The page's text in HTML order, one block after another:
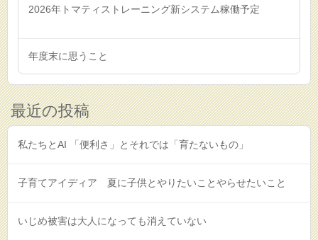
2026年トマティストレーニング新システム稼働予定
年度末に思うこと
最近の投稿
私たちとAI 「便利さ」とそれでは「育たないもの」
子育てアイディア 夏に子供とやりたいことやらせたいこと
いじめ被害は大人になっても消えていない